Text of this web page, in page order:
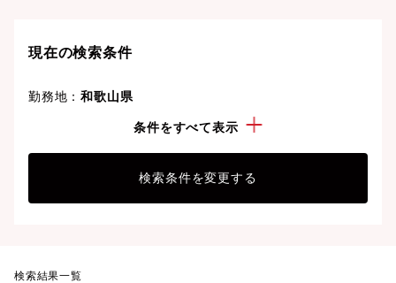
現在の検索条件
勤務地：和歌山県
AI・エキスパートシステム・認識技術
条件をすべて表示
検索条件を変更する
検索結果一覧